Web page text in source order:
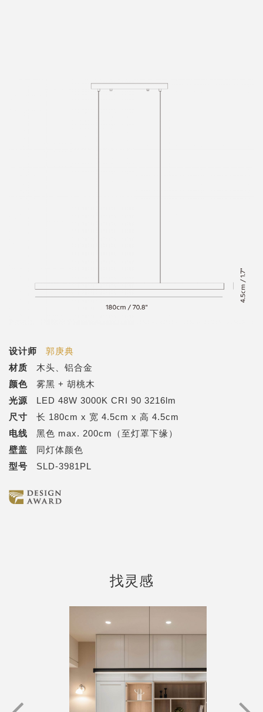
设计师
郭庚典
材质 木头、铝合金
颜色 雾黑 + 胡桃木
光源 LED 48W 3000K CRI 90 3216lm
尺寸 长 180cm x 宽 4.5cm x 高 4.5cm
电线 黑色 max. 200cm（至灯罩下缘）
壁盖 同灯体颜色
型号 SLD-3981PL
找灵感